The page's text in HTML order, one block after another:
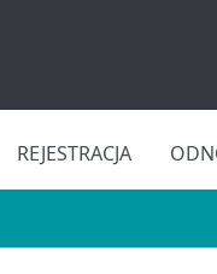
REJESTRACJA